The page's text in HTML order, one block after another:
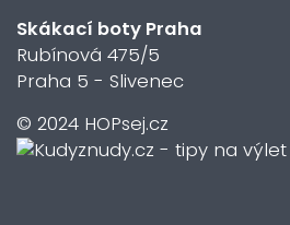
Skákací boty Praha
Rubínová 475/5
Praha 5 - Slivenec
© 2024 HOPsej.cz